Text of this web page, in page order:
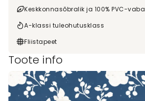
Keskkonnasõbralik ja 100% PVC-vaba
A-klassi tuleohutusklass
Fliistapeet
Toote info